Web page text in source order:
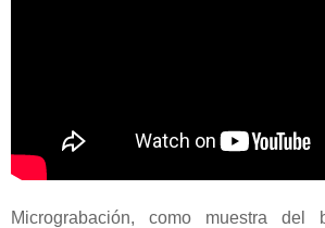
Micrograbación, como muestra del